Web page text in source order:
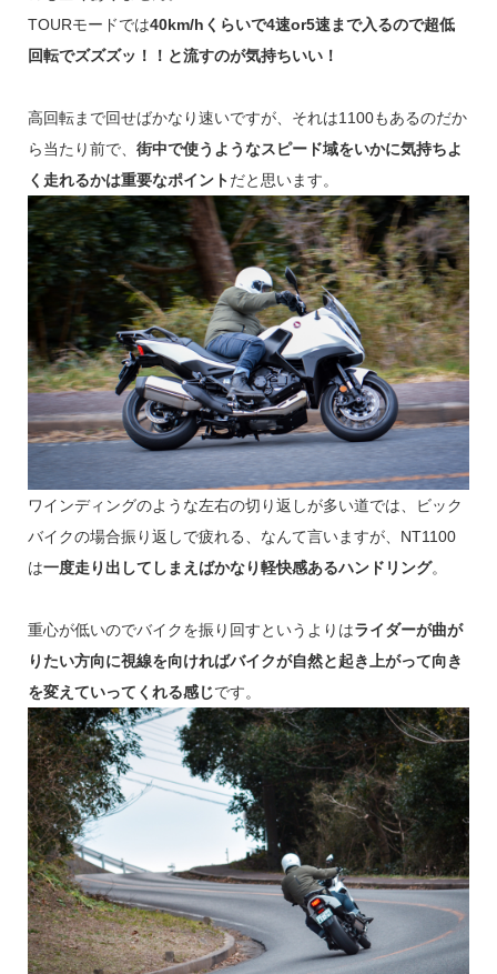
TOURモードでは40km/hくらいで4速or5速まで入るので超低
回転でズズズッ！！と流すのが気持ちいい！
高回転まで回せばかなり速いですが、それは1100もあるのだか
ら当たり前で、 街中で使うようなスピード域をいかに気持ちよ
く走れるかは重要なポイントだと思います。
ワインディングのような左右の切り返しが多い道では、ビック
バイクの場合振り返しで疲れる、なんて言いますが、NT1100
は一度走り出してしまえばかなり軽快感あるハンドリング。
重心が低いのでバイクを振り回すというよりはライダーが曲が
りたい方向に視線を向ければバイクが自然と起き上がって向き
を変えていってくれる感じです。